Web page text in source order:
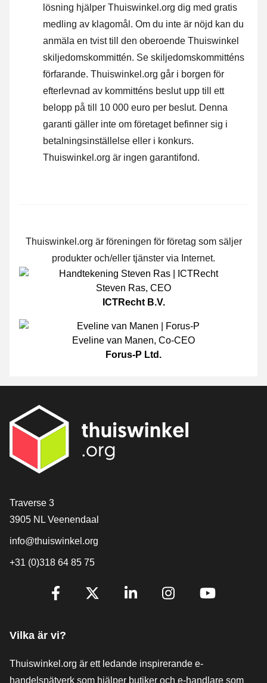
lösning hjälper Thuiswinkel.org dig med gratis
medling av klagomål. Om du inte är nöjd kan du
anmäla en tvist till den oberoende Thuiswinkel
skiljedomskommittén. Se skiljedomskommitténs
förfarande. Thuiswinkel.org går i borgen för
efterlevnad av kommitténs beslut upp till ett
belopp på till 10 000 euro per beslut. Denna
garanti gäller inte om företaget befinner sig i
betalningsinställelse eller i konkurs.
Thuiswinkel.org är ingen garantifond.
Thuiswinkel.org är föreningen för företag som säljer
produkter och/eller tjänster via Internet.
Steven Ras, CEO
ICTRecht B.V.
Eveline van Manen, Co-CEO
Forus-P Ltd.
[_General:Contact]
Traverse 3
3905 NL Veenendaal
info@thuiswinkel.org
+31 (0)318 64 85 75
[_General:SocialMediaTitle]
Vilka är vi?
Thuiswinkel.org är ett ledande inspirerande e-
handelsnätverk som hjälper butiker och e-handlare som